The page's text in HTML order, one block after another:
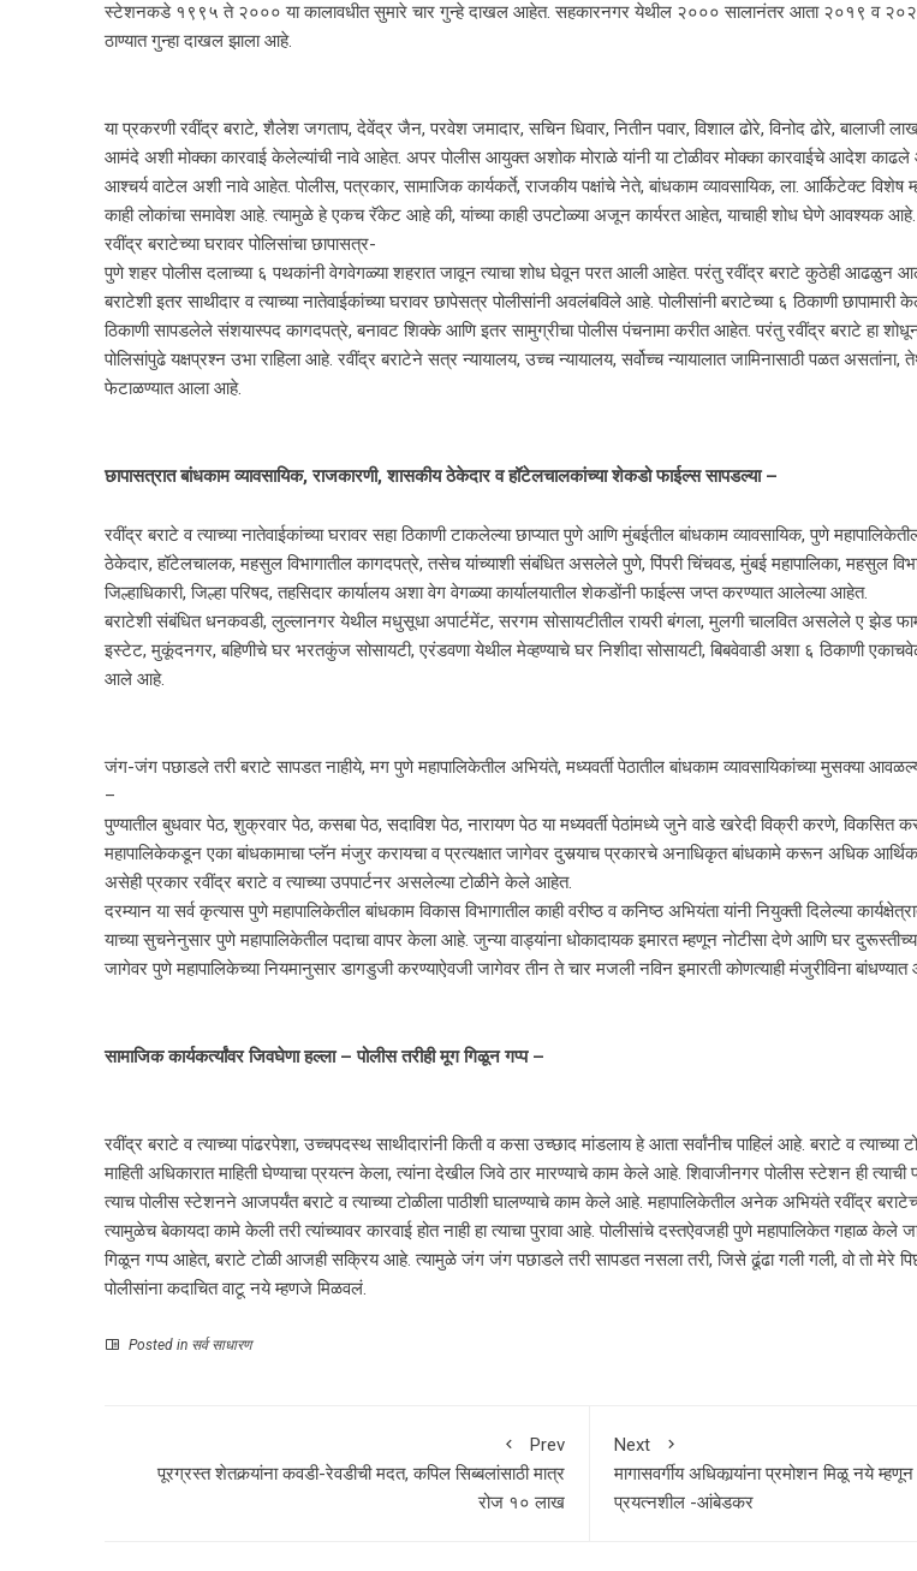
स्टेशनकडे १९९५ ते २००० या कालावधीत सुमारे चार गुन्हे दाखल आहेत. सहकारनगर येथील २००० सालानंतर आता २०१९ व
ठाण्यात गुन्हा दाखल झाला आहे.
या प्रकरणी रवींद्र बराटे, शैलेश जगताप, देवेंद्र जैन, परवेश जमादार, सचिन धिवार, नितीन पवार, विशाल ढोरे, विनोद ढोरे, बालाजी
आमंदे अशी मोक्का कारवाई केलेल्यांची नावे आहेत. अपर पोलीस आयुक्त अशोक मोराळे यांनी या टोळीवर मोक्का कारवाईचे आदेश काढले
आश्‍चर्य वाटेल अशी नावे आहेत. पोलीस, पत्रकार, सामाजिक कार्यकर्ते, राजकीय पक्षांचे नेते, बांधकाम व्यावसायिक, ला. आर्किटेक्ट विशेष
काही लोकांचा समावेश आहे. त्यामुळे हे एकच रॅकेट आहे की, यांच्या काही उपटोळ्या अजून कार्यरत आहेत, याचाही शोध घेणे आवश्यक आहे.
रवींद्र बराटेच्या घरावर पोलिसांचा छापासत्र-
पुणे शहर पोलीस दलाच्या ६ पथकांनी वेगवेगळ्या शहरात जावून त्याचा शोध घेवून परत आली आहेत. परंतु रवींद्र बराटे कुठेही आढळुन
बराटेशी इतर साथीदार व त्याच्या नातेवाईकांच्या घरावर छापेसत्र पोलीसांनी अवलंबविले आहे. पोलीसांनी बराटेच्या ६ ठिकाणी
ठिकाणी सापडलेले संशयास्पद कागदपत्रे, बनावट शिक्के आणि इतर सामुग्रीचा पोलीस पंचनामा करीत आहेत. परंतु रवींद्र बराटे हा
पोलिसांपुढे यक्षप्रश्‍न उभा राहिला आहे. रवींद्र बराटेने सत्र न्यायालय, उच्च न्यायालय, सर्वोच्च न्यायालात जामिनासाठी पळत असतांना,
फेटाळण्यात आला आहे.
छापासत्रात बांधकाम व्यावसायिक, राजकारणी, शासकीय ठेकेदार व हॉटेलचालकांच्या शेकडो फाईल्स सापडल्या –
रवींद्र बराटे व त्याच्या नातेवाईकांच्या घरावर सहा ठिकाणी टाकलेल्या छाप्यात पुणे आणि मुंबईतील बांधकाम व्यावसायिक, पुणे
ठेकेदार, हॉटेलचालक, महसुल विभागातील कागदपत्रे, तसेच यांच्याशी संबंधित असलेले पुणे, पिंपरी चिंचवड, मुंबई महापालिका, महसुल
जिल्हाधिकारी, जिल्हा परिषद, तहसिदार कार्यालय अशा वेग वेगळ्या कार्यालयातील शेकडोंनी फाईल्स जप्त करण्यात आलेल्या आहेत.
बराटेशी संबंधित धनकवडी, लुल्लानगर येथील मधुसूधा अपार्टमेंट, सरगम सोसायटीतील रायरी बंगला, मुलगी चालवित असलेले ए झेड
इस्टेट, मुकूंदनगर, बहिणीचे घर भरतकुंज सोसायटी, एरंडवणा येथील मेव्हण्याचे घर निशीदा सोसायटी, बिबवेवाडी अशा ६ ठिकाणी
आले आहे.
जंग-जंग पछाडले तरी बराटे सापडत नाहीये, मग पुणे महापालिकेतील अभियंते, मध्यवर्ती पेठातील बांधकाम व्यावसायिकांच्या मुसक्या
–
पुण्यातील बुधवार पेठ, शुक्रवार पेठ, कसबा पेठ, सदाविश पेठ, नारायण पेठ या मध्यवर्ती पेठांमध्ये जुने वाडे खरेदी विक्री करणे, विकसित
महापालिकेकडून एका बांधकामाचा प्लॅन मंजुर करायचा व प्रत्यक्षात जागेवर दुसर्‍याच प्रकारचे अनाधिकृत बांधकामे करून अधिक
असेही प्रकार रवींद्र बराटे व त्याच्या उपपार्टनर असलेल्या टोळीने केले आहेत.
दरम्यान या सर्व कृत्यास पुणे महापालिकेतील बांधकाम विकास विभागातील काही वरीष्ठ व कनिष्ठ अभियंता यांनी नियुक्ती दिलेल्या
याच्या सुचनेनुसार पुणे महापालिकेतील पदाचा वापर केला आहे. जुन्या वाड्यांना धोकादायक इमारत म्हणून नोटीसा देणे आणि घर
जागेवर पुणे महापालिकेच्या नियमानुसार डागडुजी करण्याऐवजी जागेवर तीन ते चार मजली नविन इमारती कोणत्याही मंजुरीविना
सामाजिक कार्यकर्त्यांवर जिवघेणा हल्ला – पोलीस तरीही मूग गिळून गप्प –
रवींद्र बराटे व त्याच्या पांढरपेशा, उच्चपदस्थ साथीदारांनी किती व कसा उच्छाद मांडलाय हे आता सर्वांनीच पाहिलं आहे. बराटे व त्याच्या
माहिती अधिकारात माहिती घेण्याचा प्रयत्न केला, त्यांना देखील जिवे ठार मारण्याचे काम केले आहे. शिवाजीनगर पोलीस स्टेशन ही
त्याच पोलीस स्टेशनने आजपर्यंत बराटे व त्याच्या टोळीला पाठीशी घालण्याचे काम केले आहे. महापालिकेतील अनेक अभियंते रवींद्र
त्यामुळेच बेकायदा कामे केली तरी त्यांच्यावर कारवाई होत नाही हा त्याचा पुरावा आहे. पोलीसांचे दस्तऐवजही पुणे महापालिकेत गहाळ
गिळून गप्प आहेत, बराटे टोळी आजही सक्रिय आहे. त्यामुळे जंग जंग पछाडले तरी सापडत नसला तरी, जिसे ढूंढा गली गली, वो तो मेरे
पोलीसांना कदाचित वाटू नये म्हणजे मिळवलं.
Posted in सर्व साधारण
Prev
पूरग्रस्त शेतकर्‍यांना कवडी-रेवडीची मदत, कपिल सिब्बलांसाठी मात्र
रोज १० लाख
Next
मागासवर्गीय अधिकार्‍यांना प्रमोशन मिळू नये
प्रयत्नशील -आंबेडकर